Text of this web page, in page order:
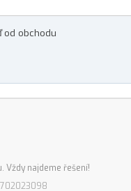
od obchodu
Vždy najdeme řešení!